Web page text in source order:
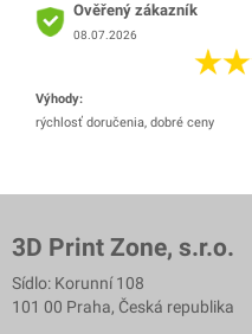
Ověřený zákazník
08.07.2026
Výhody:
rýchlosť doručenia, dobré ceny
3D Print Zone, s.r.o.
Sídlo: Korunní 108
101 00 Praha, Česká republika